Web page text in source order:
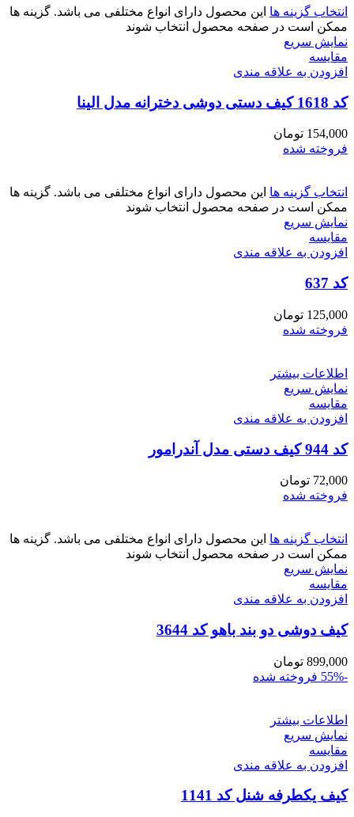
انتخاب گزینه ها این محصول دارای انواع مختلفی می باشد. گزینه ها
ممکن است در صفحه محصول انتخاب شوند
نمایش سریع
مقايسه
افزودن به علاقه مندی
کد 1618 کیف دستی دوشی دخترانه مدل الینا
154,000 تومان
فروخته شده
انتخاب گزینه ها این محصول دارای انواع مختلفی می باشد. گزینه ها
ممکن است در صفحه محصول انتخاب شوند
نمایش سریع
مقايسه
افزودن به علاقه مندی
کد 637
125,000 تومان
فروخته شده
اطلاعات بیشتر
نمایش سریع
مقايسه
افزودن به علاقه مندی
کد 944 کیف دستی مدل آندرامور
72,000 تومان
فروخته شده
انتخاب گزینه ها این محصول دارای انواع مختلفی می باشد. گزینه ها
ممکن است در صفحه محصول انتخاب شوند
نمایش سریع
مقايسه
افزودن به علاقه مندی
کیف دوشی دو بند باهو کد 3644
899,000 تومان
-55%
فروخته شده
اطلاعات بیشتر
نمایش سریع
مقايسه
افزودن به علاقه مندی
کیف یکطرفه شنل کد 1141